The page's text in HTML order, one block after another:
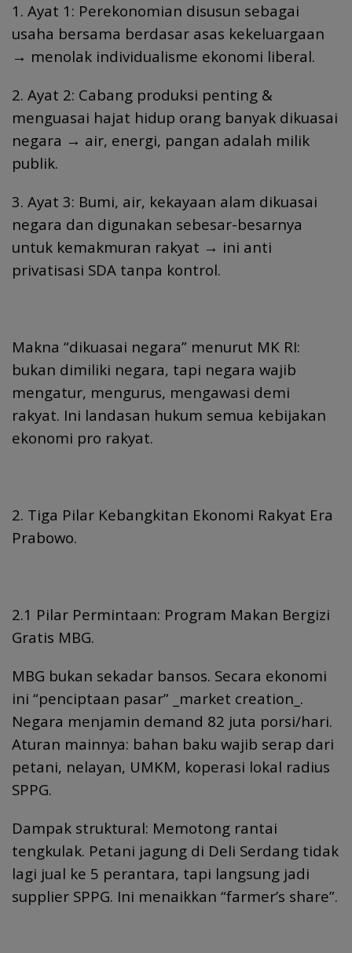
1. Ayat 1: Perekonomian disusun sebagai
usaha bersama berdasar asas kekeluargaan
→ menolak individualisme ekonomi liberal.
2. Ayat 2: Cabang produksi penting &
menguasai hajat hidup orang banyak dikuasai
negara → air, energi, pangan adalah milik
publik.
3. Ayat 3: Bumi, air, kekayaan alam dikuasai
negara dan digunakan sebesar-besarnya
untuk kemakmuran rakyat → ini anti
privatisasi SDA tanpa kontrol.
Makna “dikuasai negara” menurut MK RI:
bukan dimiliki negara, tapi negara wajib
mengatur, mengurus, mengawasi demi
rakyat. Ini landasan hukum semua kebijakan
ekonomi pro rakyat.
2. Tiga Pilar Kebangkitan Ekonomi Rakyat Era
Prabowo.
2.1 Pilar Permintaan: Program Makan Bergizi
Gratis MBG.
MBG bukan sekadar bansos. Secara ekonomi
ini “penciptaan pasar” _market creation_.
Negara menjamin demand 82 juta porsi/hari.
Aturan mainnya: bahan baku wajib serap dari
petani, nelayan, UMKM, koperasi lokal radius
SPPG.
Dampak struktural: Memotong rantai
tengkulak. Petani jagung di Deli Serdang tidak
lagi jual ke 5 perantara, tapi langsung jadi
supplier SPPG. Ini menaikkan “farmer’s share”.